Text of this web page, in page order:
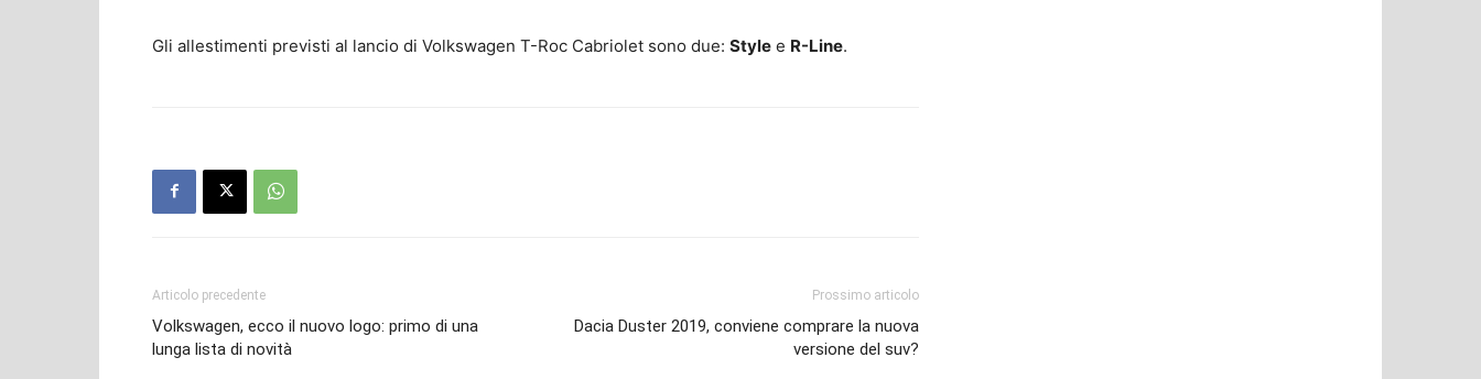
Gli allestimenti previsti al lancio di Volkswagen T-Roc Cabriolet sono due: Style e R-Line.
Articolo precedente
Volkswagen, ecco il nuovo logo: primo di una
lunga lista di novità
Prossimo articolo
Dacia Duster 2019, conviene comprare la nuova
versione del suv?